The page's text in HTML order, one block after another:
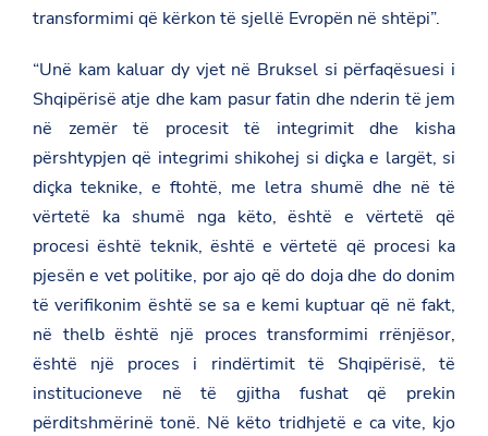
transformimi që kërkon të sjellë Evropën në shtëpi”.
“Unë kam kaluar dy vjet në Bruksel si përfaqësuesi i
Shqipërisë atje dhe kam pasur fatin dhe nderin të jem
në zemër të procesit të integrimit dhe kisha
përshtypjen që integrimi shikohej si diçka e largët, si
diçka teknike, e ftohtë, me letra shumë dhe në të
vërtetë ka shumë nga këto, është e vërtetë që
procesi është teknik, është e vërtetë që procesi ka
pjesën e vet politike, por ajo që do doja dhe do donim
të verifikonim është se sa e kemi kuptuar që në fakt,
në thelb është një proces transformimi rrënjësor,
është një proces i rindërtimit të Shqipërisë, të
institucioneve në të gjitha fushat që prekin
përditshmërinë tonë. Në këto tridhjetë e ca vite, kjo